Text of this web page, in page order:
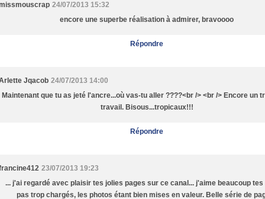
24/07/2013 15:32
encore une superbe réalisation à admirer, bravoooo
Répondre
Jqacob 24/07/2013 14:00
Maintenant que tu as jeté l'ancre...où vas-tu aller ????<br /> <br /> Encore un
travail. Bisous...tropicaux!!!
Répondre
23/07/2013 19:23
... j'ai regardé avec plaisir tes jolies pages sur ce canal... j'aime beaucoup
pas trop chargés, les photos étant bien mises en valeur. Belle série de